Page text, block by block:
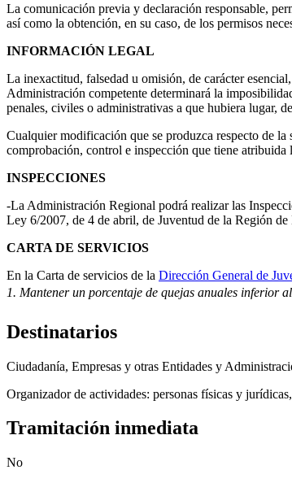
La comunicación previa y declaración responsable,
así como la obtención, en su caso, de los permisos
INFORMACIÓN LEGAL
La inexactitud, falsedad u omisión, de carácter
Administración competente determinará la
penales, civiles o administrativas a que hubiera lugar,
Cualquier modificación que se produzca respecto de
comprobación, control e inspección que tiene
INSPECCIONES
-La Administración Regional podrá realizar las
Ley 6/2007, de 4 de abril, de Juventud de la Región de
CARTA DE SERVICIOS
En la Carta de servicios de la Dirección General de
1. Mantener un porcentaje de quejas anuales inferior
Destinatarios
Ciudadanía, Empresas y otras Entidades y
Organizador de actividades: personas físicas y
Tramitación inmediata
No